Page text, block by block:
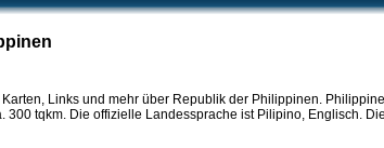
Links und mehr über Republik der Philippinen.
300 tqkm. Die offizielle Landessprache ist Pilipino, Englisch.